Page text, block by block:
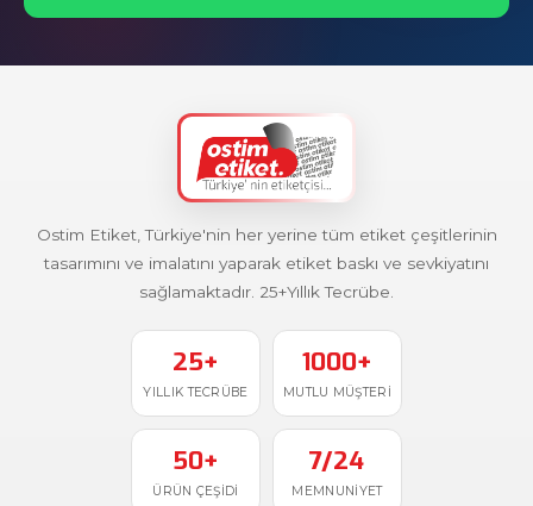
Ostim Etiket, Türkiye'nin her yerine tüm etiket çeşitlerinin
tasarımını ve imalatını yaparak etiket baskı ve sevkiyatını
sağlamaktadır. 25+Yıllık Tecrübe.
25+
YILLIK TECRÜBE
1000+
MUTLU MÜŞTERI
50+
ÜRÜN ÇEŞIDI
7/24
MEMNUNIYET